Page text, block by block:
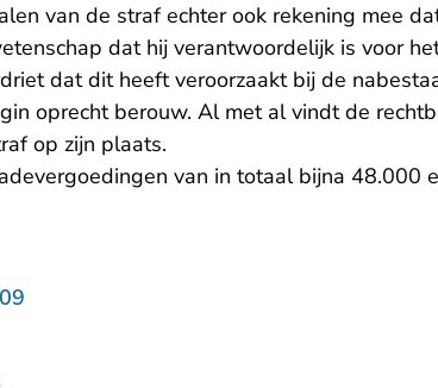
van de straf echter ook rekening mee
dat hij verantwoordelijk is voor
dat dit heeft veroorzaakt bij de
oprecht berouw. Al met al vindt de
op zijn plaats.
van in totaal bijna 48.000